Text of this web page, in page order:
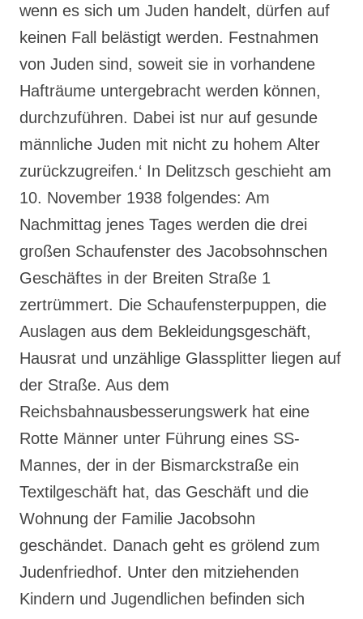
wenn es sich um Juden handelt, dürfen auf
keinen Fall belästigt werden. Festnahmen
von Juden sind, soweit sie in vorhandene
Hafträume untergebracht werden können,
durchzuführen. Dabei ist nur auf gesunde
männliche Juden mit nicht zu hohem Alter
zurückzugreifen.‘ In Delitzsch geschieht am
10. November 1938 folgendes: Am
Nachmittag jenes Tages werden die drei
großen Schaufenster des Jacobsohnschen
Geschäftes in der Breiten Straße 1
zertrümmert. Die Schaufensterpuppen, die
Auslagen aus dem Bekleidungsgeschäft,
Hausrat und unzählige Glassplitter liegen auf
der Straße. Aus dem
Reichsbahnausbesserungswerk hat eine
Rotte Männer unter Führung eines SS-
Mannes, der in der Bismarckstraße ein
Textilgeschäft hat, das Geschäft und die
Wohnung der Familie Jacobsohn
geschändet. Danach geht es grölend zum
Judenfriedhof. Unter den mitziehenden
Kindern und Jugendlichen befinden sich